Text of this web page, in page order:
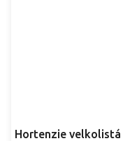
Hortenzie velkolistá